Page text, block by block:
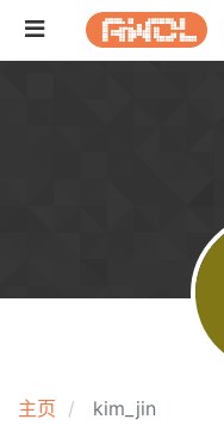
主页 kim_jin